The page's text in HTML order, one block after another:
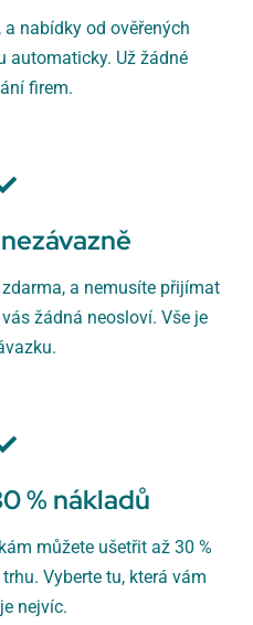
nabídky od ověřených
automaticky. Už žádné
firem.
a nemusíte přijímat
žádná neosloví. Vše je
% nákladů
můžete ušetřit až 30 %
Vyberte tu, která vám
nejvíc.